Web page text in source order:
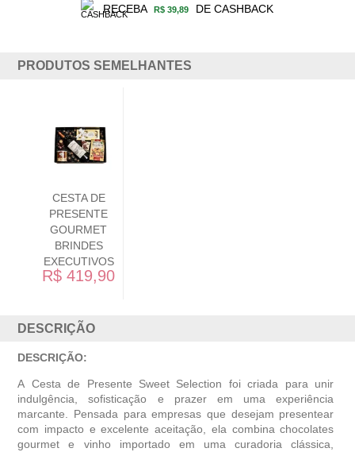
RECEBA R$ 39,89 DE CASHBACK
PRODUTOS SEMELHANTES
DESCRIÇÃO
DESCRIÇÃO:
A Cesta de Presente Sweet Selection foi criada para unir
indulgência, sofisticação e prazer em uma experiência
marcante. Pensada para empresas que desejam presentear
com impacto e excelente aceitação, ela combina chocolates
gourmet e vinho importado em uma curadoria clássica,